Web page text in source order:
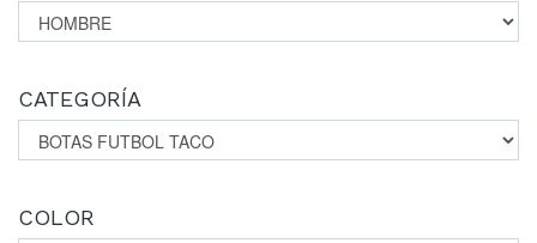
CATEGORÍA
COLOR